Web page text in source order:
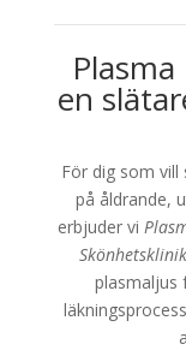
en
För dig som vill
på åldrande,
erbjuder vi
Skönhetsklinik
plasmaljus